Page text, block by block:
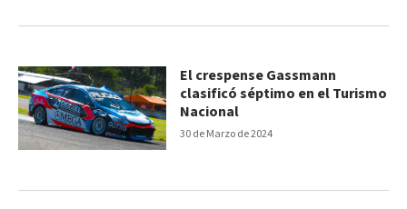
30 de Marzo de 2024
El crespense Gassmann
clasificó séptimo en el Turismo
Nacional